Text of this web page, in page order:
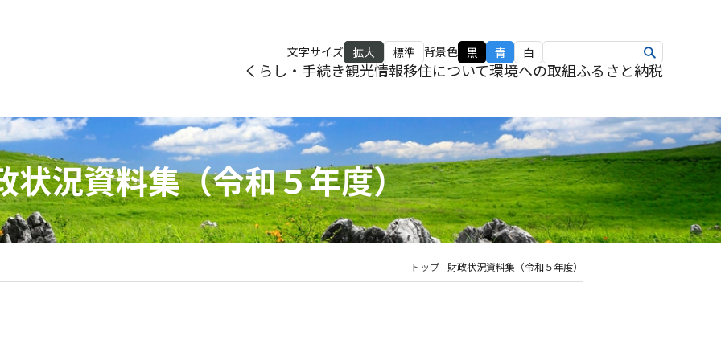
文字サイズ 拡大 標準 背景色 黒 青 白
くらし・手続き観光情報移住について環境への取組ふるさと納税
状況資料集（令和５年度）
トップ- 財政状況資料集（令和５年度）